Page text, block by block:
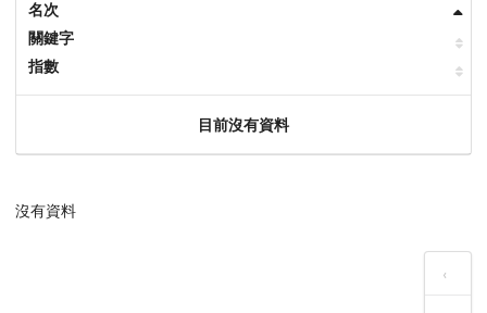
名次
關鍵字
指數
目前沒有資料
沒有資料
‹